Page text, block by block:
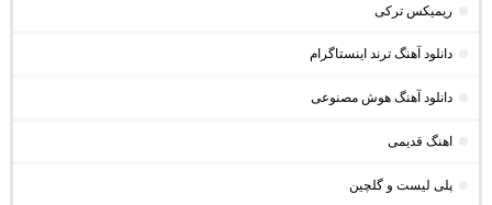
ریمیکس ترکی
دانلود آهنگ ترند اینستاگرام
دانلود آهنگ هوش مصنوعی
اهنگ قدیمی
پلی لیست و گلچین